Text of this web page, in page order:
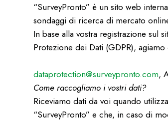
“SurveyPronto” è un sito web
sondaggi di ricerca di mercato
In base alla vostra registrazione sul
Protezione dei Dati (GDPR),
dataprotection@surveypronto.com,
Come raccogliamo i vostri dati?
Riceviamo dati da voi quando
“SurveyPronto” e che, in caso di